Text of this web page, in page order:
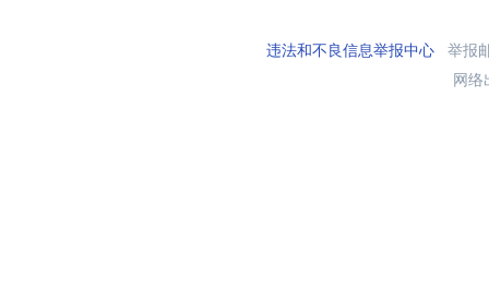
违法和不良信息举报中心举报
网